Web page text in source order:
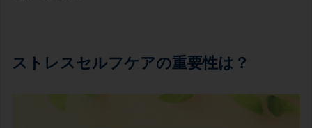
ストレスセルフケアの重要性は？